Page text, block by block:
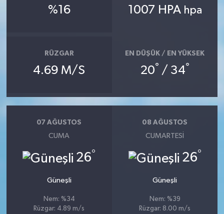
%16 1007 HPA hpa
RÜZGAR
4.69 M/S
EN DÜŞÜK / EN YÜKSEK
20° / 34°
07 AĞUSTOS
CUMA
26°
Güneşli
Nem: %34
Rüzgar: 4.89 m/s
08 AĞUSTOS
CUMARTESI
26°
Güneşli
Nem: %39
Rüzgar: 8.00 m/s